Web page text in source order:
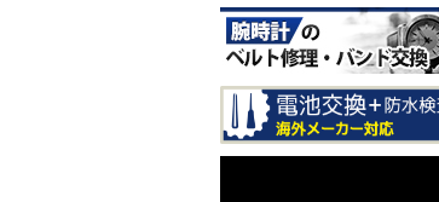
CITIZEN EXCEED CB1147-
61E LIGHT in BLACK Eco-
Drive 50th Anniversary Editi
on メンズモデル 入荷しま
した！
CITIZEN ATTESA AT8384-5